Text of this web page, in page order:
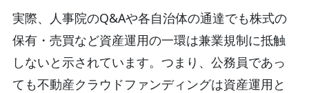
実際、人事院のQ&Aや各自治体の通達でも株式の
保有・売買など資産運用の一環は兼業規制に抵触
しないと示されています。つまり、公務員であっ
ても不動産クラウドファンディングは資産運用と